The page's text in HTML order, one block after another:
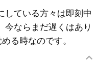
している方々は即刻中
今ならまだ遅くはあり
る時なのです。